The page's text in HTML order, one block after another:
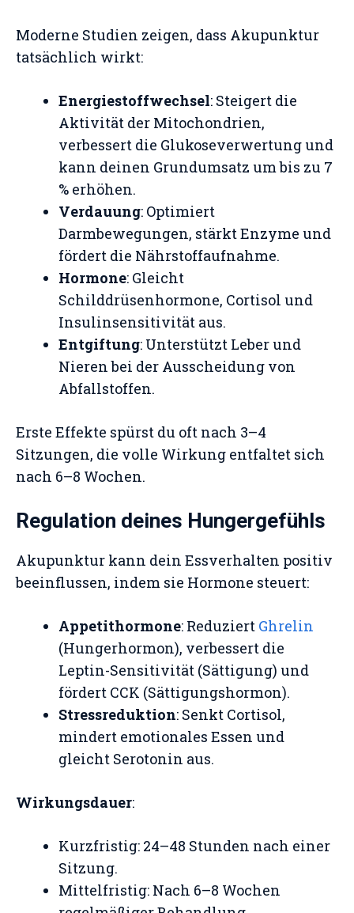
Moderne Studien zeigen, dass Akupunktur
tatsächlich wirkt:
Energiestoffwechsel: Steigert die
Aktivität der Mitochondrien,
verbessert die Glukoseverwertung und
kann deinen Grundumsatz um bis zu 7
% erhöhen.
Verdauung: Optimiert
Darmbewegungen, stärkt Enzyme und
fördert die Nährstoffaufnahme.
Hormone: Gleicht
Schilddrüsenhormone, Cortisol und
Insulinsensitivität aus.
Entgiftung: Unterstützt Leber und
Nieren bei der Ausscheidung von
Abfallstoffen.
Erste Effekte spürst du oft nach 3–4
Sitzungen, die volle Wirkung entfaltet sich
nach 6–8 Wochen.
Regulation deines Hungergefühls
Akupunktur kann dein Essverhalten positiv
beeinflussen, indem sie Hormone steuert:
Appetithormone: Reduziert Ghrelin
(Hungerhormon), verbessert die
Leptin-Sensitivität (Sättigung) und
fördert CCK (Sättigungshormon).
Stressreduktion: Senkt Cortisol,
mindert emotionales Essen und
gleicht Serotonin aus.
Wirkungsdauer:
Kurzfristig: 24–48 Stunden nach einer
Sitzung.
Mittelfristig: Nach 6–8 Wochen